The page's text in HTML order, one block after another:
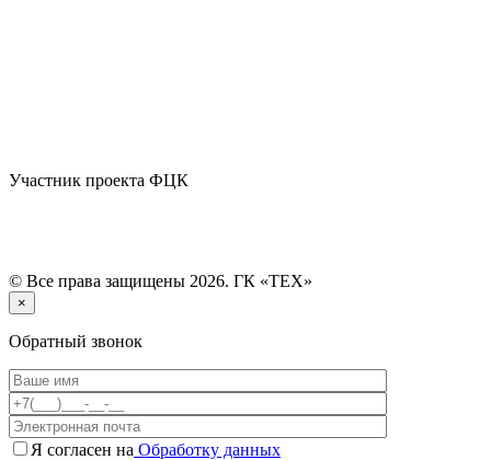
Участник проекта ФЦК
© Все права защищены 2026. ГК «ТЕХ»
×
Обратный звонок
Я согласен на Обработку данных